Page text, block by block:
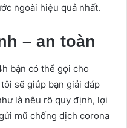
ngoài hiệu quả nhất.
– an toàn
bận có thể gọi cho
sẽ giúp bạn giải đáp
là nêu rõ quy định, lợi
mũ chống dịch corona